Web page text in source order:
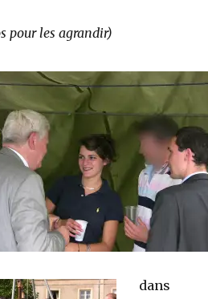
pour les agrandir)
dans